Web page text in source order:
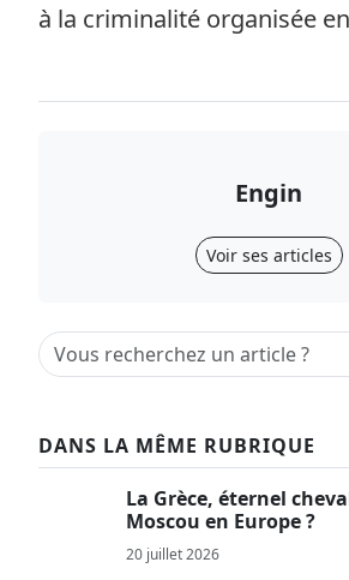
à la criminalité organisée
Engin
Voir ses articles
DANS LA MÊME RUBRIQUE
La Grèce, éternel
Moscou en Europe ?
20 juillet 2026